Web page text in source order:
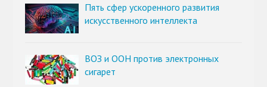
Пять сфер ускоренного развития
искусственного интеллекта
ВОЗ и ООН против электронных
сигарет